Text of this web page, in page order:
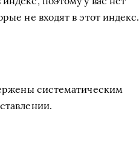
не входят в этот индекс.
систематическим